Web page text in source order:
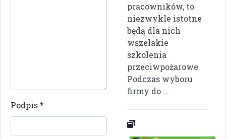
Podpis*
pracowników, to
niezwykle istotne
będą dla nich
wszelakie
szkolenia
przeciwpożarowe.
Podczas wyboru
firmy do ...